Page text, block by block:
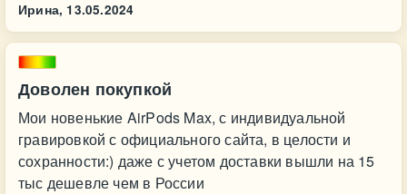
Ирина, 13.05.2024
Доволен покупкой
Мои новенькие AirPods Max, с индивидуальной
гравировкой с официального сайта, в целости и
сохранности:) даже с учетом доставки вышли на 15
тыс дешевле чем в России